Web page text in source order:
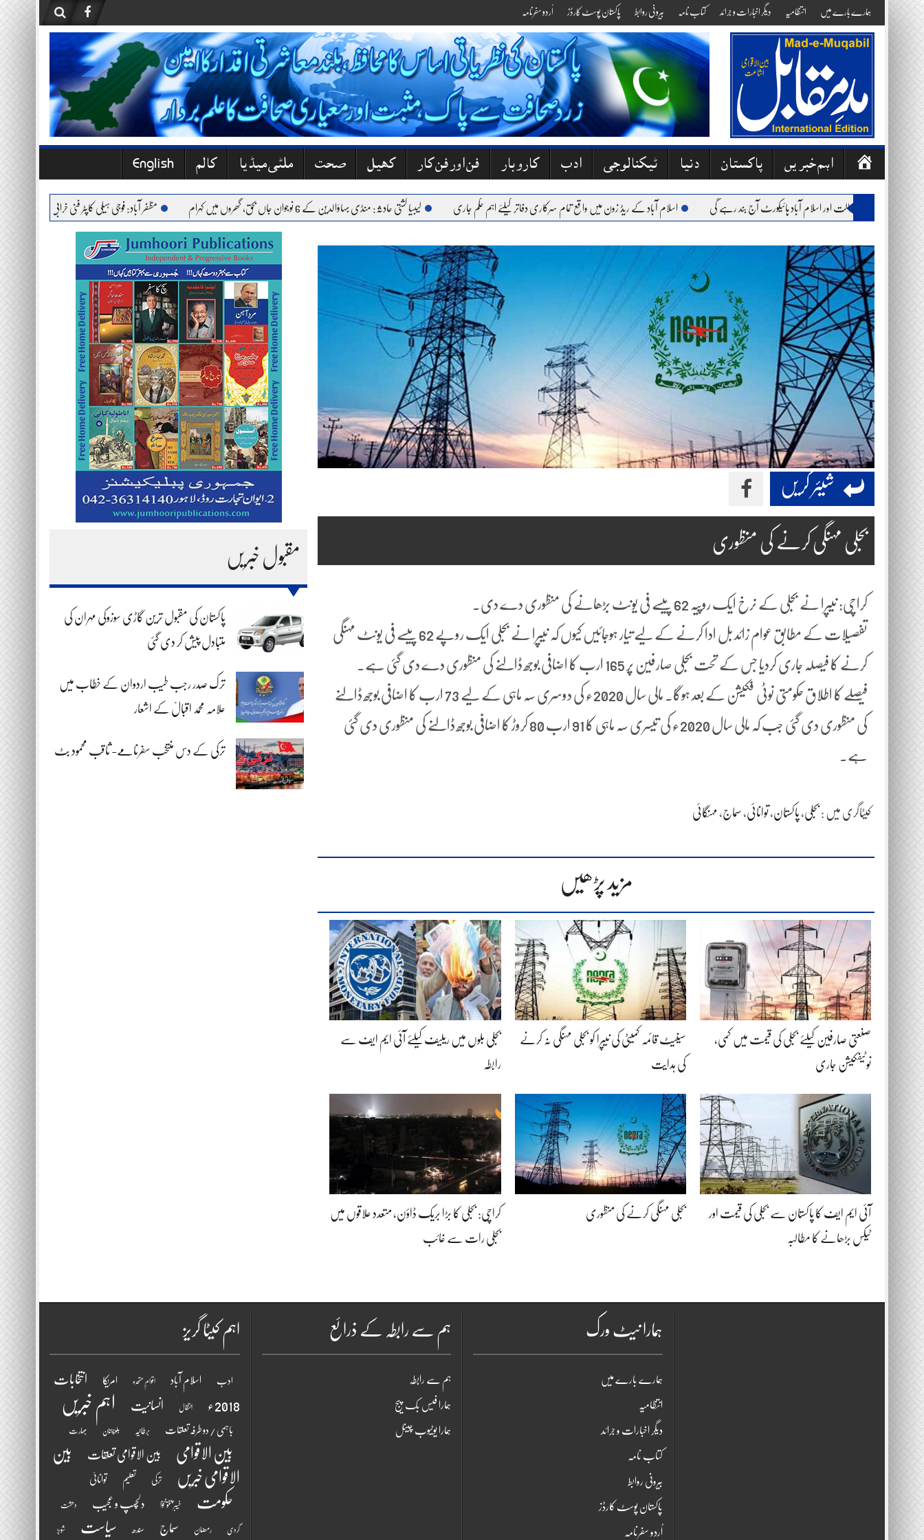
to
content
ہمارے بارے میں انتظامیہ دیگر اخبارات و جرائد کتاب نامہ بیرونی روابط پاکستان پوسٹ کارڈز اُردو سفرنامہ
ص
ف
ہ
ا
وّ
ل
اہم خبریں پاکستان دنیا ٹیکنالوجی ادب کاروبار فن اور فن کار کھیل صحت ملٹی میڈیا کالم English
وفاقی آئینی عدالت اور اسلام آباد ہائیکورٹ آج بند رہے گی اسلام آباد کے ریڈ زون میں واقع تمام سرکاری دفاتر کیلئے اہم حکم جاری لیبیا کشتی حادثہ: منڈی بہاؤالدین کے 6 نوجوان جاں بحق، گھروں میں کہرام مظفر آباد: فوجی ہیلی کاپٹر فنی خرابی کے باعث حادثے کا
مقبول خبریں
پاکستان کی مقبول ترین گاڑی سوزوکی مہران کی
متبادل پیش کر دی گئی
ترک صدر رجب طیب اردوان کے خطاب میں
علامہ محمد اقبالؒ کے اشعار
ترکی کے دس منتخب سفرنامے- ثاقب محمود بٹ
شیئر کریں
بجلی مہنگی کرنے کی منظوری
کراچی: نیپرا نے بجلی کے نرخ ایک روپیہ 62 پیسے فی یونٹ بڑھانے کی منظوری دے دی۔
تفصیلات کے مطابق عوام زائد بل ادا کرنے کے لیے تیار ہوجائیں کیوں کہ نیپرا نے بجلی ایک روپے 62 پیسے فی یونٹ مہنگی
کرنے کا فیصلہ جاری کردیا جس کے تحت بجلی صارفین پر 165 ارب کا اضافی بوجھ ڈالنے کی منظوری دے دی گئی ہے۔
فیصلے کا اطلاق حکومتی نوٹی فکیشن کے بعد ہوگا۔ مالی سال 2020ء کی دوسری سہ ماہی کے لیے 73 ارب کا اضافی بوجھ ڈالنے
کی منظوری دی گئی جب کہ مالی سال 2020ء کی تیسری سہ ماہی کا 91 ارب 80 کروڑ کا اضافی بوجھ ڈالنے کی منظوری دی گئی
ہے۔
کیٹاگری میں : بجلی، پاکستان،توانائی، سماج، مہنگائی
مزید پڑھیں
صنعتی صارفین کیلئے بجلی کی قیمت میں کمی،
نوٹیفکیشن جاری
سینیٹ قائمہ کمیٹی کی نیپرا کو بجلی مہنگی نہ کرنے
کی ہدایت
بجلی بلوں میں ریلیف کیلئے آئی ایم ایف سے
رابطہ
آئی ایم ایف کا پاکستان سے بجلی کی قیمت اور
ٹیکس بڑھانے کا مطالبہ
بجلی مہنگی کرنے کی منظوری کراچی: بجلی کا بڑا بریک ڈاؤن، متعدد علاقوں میں
بجلی رات سے غائب
اہم کیٹا گریز
ادب اسلام آباد اقوامِ متحدہ امریکا انتخابات
2018ء انتقال انسانیت اہم خبریں
باہمی / دو طرفہ تعلقات برطانیہ بلوچستان بھارت
بین الاقوامی بین الاقوامی تعلقات
بین
الاقوامی خبریں
ترکی تعلیم توانائی
حکومت خیبر پختونخوا دلچسپ و عجیب دھشت
گردی رمضان سماج سندھ سیاست شوبز
ہم سے رابطہ کے ذرائع
ہم سے رابطہ
ہمارا فیس بک پیج
ہمارا یوٹیوب چینل
ہمارا نیٹ ورک
ہمارے بارے میں
انتظامیہ
دیگر اخبارات و جرائد
کتاب نامہ
بیرونی روابط
پاکستان پوسٹ کارڈز
اُردو سفرنامہ